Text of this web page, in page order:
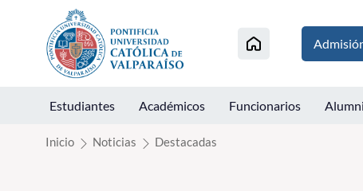
Click acá para ir directamente al contenido
Estudiantes Académicos Funcionarios Alumni
Inicio Noticias Destacadas